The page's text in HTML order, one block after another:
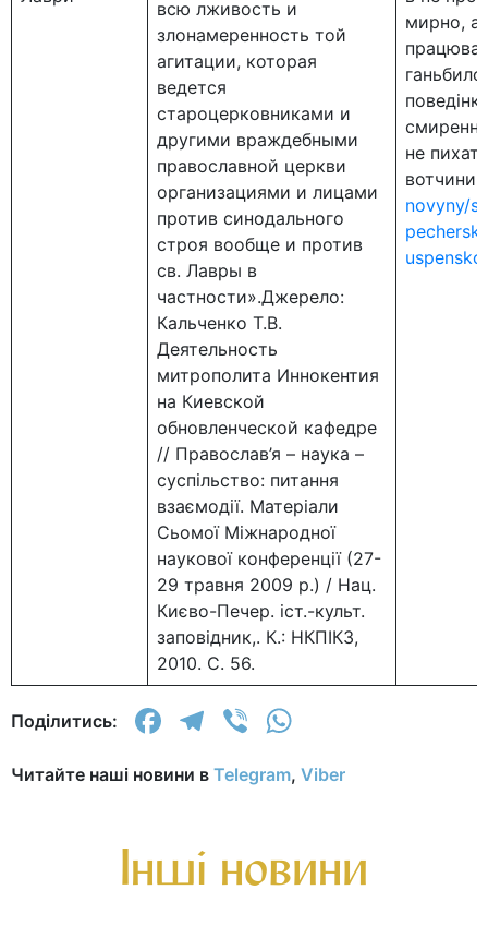
всю лживость и
злонамеренность той
агитации, которая
ведется
староцерковниками и
другими враждебными
православной церкви
организациями и лицами
против синодального
строя вообще и против
св. Лавры в
частности».Джерело:
Кальченко Т.В.
Деятельность
митрополита Иннокентия
на Киевской
обновленческой кафедре
// Православ’я – наука –
суспільство: питання
взаємодії. Матеріали
Сьомої Міжнародної
наукової конференції (27-
29 травня 2009 р.) / Нац.
Києво-Печер. іст.-культ.
заповідник,. К.: НКПІКЗ,
2010. С. 56.
мирно,
не
novyny/
Поділитись: Facebook
Telegram
Viber
Читайте наші новини в Telegram, Viber
Інші новини